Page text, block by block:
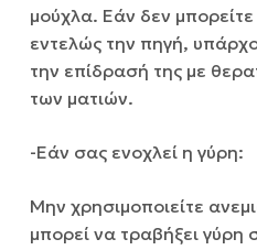
μούχλα. Εάν δεν
εντελώς την πηγή,
την επίδρασή της με
των ματιών.
-Εάν σας ενοχλεί η γύρη:
Μην χρησιμοποιείτε
μπορεί να τραβήξει γύρη